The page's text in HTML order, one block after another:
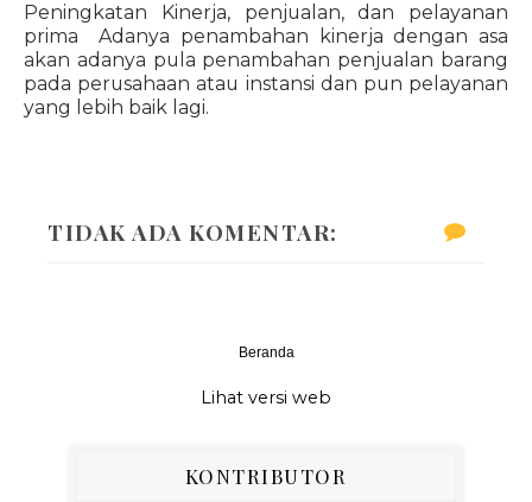
Peningkatan Kinerja, penjualan, dan pelayanan
prima Adanya penambahan kinerja dengan asa
akan adanya pula penambahan penjualan barang
pada perusahaan atau instansi dan pun pelayanan
yang lebih baik lagi.
TIDAK ADA KOMENTAR:
Beranda
Lihat versi web
KONTRIBUTOR